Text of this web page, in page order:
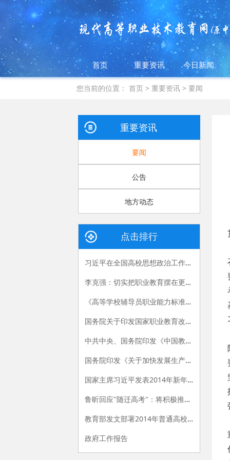
首页 重要资讯 今日新闻
您当前的位置：首页 >重要资讯 >要闻
重要资讯
要闻
公告
地方动态
点击排行
习近平在全国高校思想政治工作会议上的讲话
李克强：切实把职业教育摆在更加突出的位置
《高等学校辅导员职业能力标准（暂行）》发布
国务院关于印发国家职业教育改革实施方案的通知
中共中央、国务院印发《中国教育现代化2035》
国务院印发《关于加快发展生产性服务业促进产业结构调整升级的指导意见》
国家主席习近平发表2014年新年贺词
鲁昕回应"随迁高考"：将积极推进相关政策落实
教育部发文部署2014年普通高校招生工作
政府工作报告